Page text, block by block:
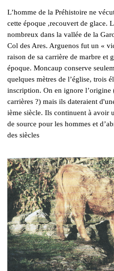
L’homme de la Préhistoire ne
cette époque ,recouvert de glace.
nombreux dans la vallée de la
Col des Ares. Arguenos fut un «
raison de sa carrière de marbre et
époque. Moncaup conserve
quelques mètres de l’église, trois
inscription. On en ignore l’origine
carrières ?) mais ils dateraient
ième siècle. Ils continuent à avoir
de source pour les hommes et
des siècles